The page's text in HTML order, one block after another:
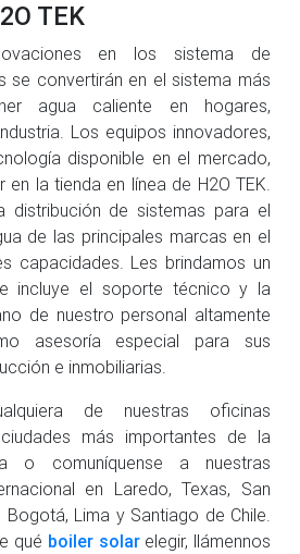
TEK
en los sistema de
se convertirán en el sistema más
agua caliente en hogares,
Los equipos innovadores,
disponible en el mercado,
la tienda en línea de H2O TEK.
distribución de sistemas para el
de las principales marcas en el
capacidades. Les brindamos un
incluye el soporte técnico y la
de nuestro personal altamente
asesoría especial para sus
e inmobiliarias.
de nuestras oficinas
más importantes de la
o comuníquense a nuestras
en Laredo, Texas, San
Lima y Santiago de Chile.
qué boiler solarelegir, llámennos